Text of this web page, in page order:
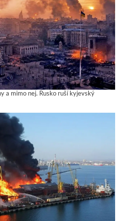
a mimo nej. Rusko ruší kyjevský